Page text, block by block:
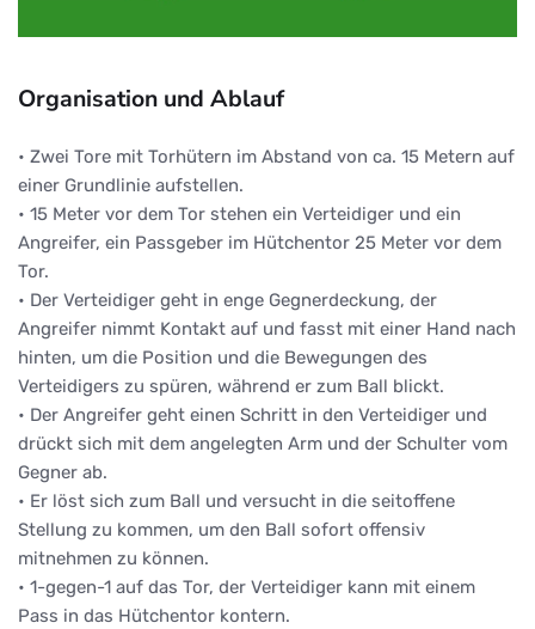
Organisation und Ablauf
• Zwei Tore mit Torhütern im Abstand von ca. 15 Metern auf
einer Grundlinie aufstellen.
• 15 Meter vor dem Tor stehen ein Verteidiger und ein
Angreifer, ein Passgeber im Hütchentor 25 Meter vor dem
Tor.
• Der Verteidiger geht in enge Gegnerdeckung, der
Angreifer nimmt Kontakt auf und fasst mit einer Hand nach
hinten, um die Position und die Bewegungen des
Verteidigers zu spüren, während er zum Ball blickt.
• Der Angreifer geht einen Schritt in den Verteidiger und
drückt sich mit dem angelegten Arm und der Schulter vom
Gegner ab.
• Er löst sich zum Ball und versucht in die seitoffene
Stellung zu kommen, um den Ball sofort offensiv
mitnehmen zu können.
• 1-gegen-1 auf das Tor, der Verteidiger kann mit einem
Pass in das Hütchentor kontern.